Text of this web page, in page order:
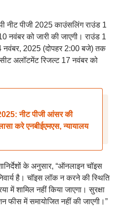
नीट पीजी 2025 काउंसलिंग राउंड 1
नवंबर को जारी की जाएगी। राउंड 1
नवंबर, 2025 (दोपहर 2:00 बजे) तक
अलॉटमेंट रिजल्ट 17 नवंबर को
नीट पीजी आंसर की
करे एनबीईएमएस, न्यायालय
के अनुसार, “ऑनलाइन चॉइस
है। चॉइस लॉक न करने की स्थिति
में शामिल नहीं किया जाएगा। सुरक्षा
फीस में समायोजित नहीं की जाएगी।”